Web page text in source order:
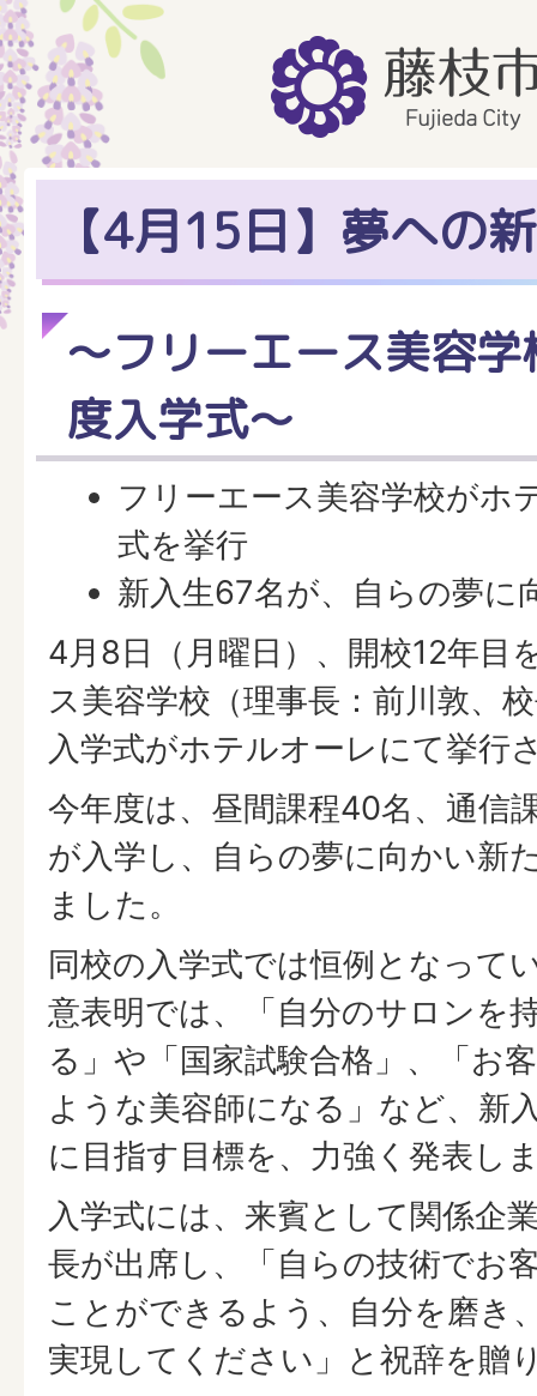
【4月15日】夢への
～フリーエース美容
度入学式～
フリーエース美容学校がホ
式を挙行
新入生67名が、自らの夢に
4月8日（月曜日）、開校12年目
ス美容学校（理事長：前川敦、
入学式がホテルオーレにて挙行
今年度は、昼間課程40名、通信
が入学し、自らの夢に向かい新
ました。
同校の入学式では恒例となって
意表明では、「自分のサロンを
る」や「国家試験合格」、「お
ような美容師になる」など、新
に目指す目標を、力強く発表し
入学式には、来賓として関係企
長が出席し、「自らの技術でお
ことができるよう、自分を磨き
実現してください」と祝辞を贈